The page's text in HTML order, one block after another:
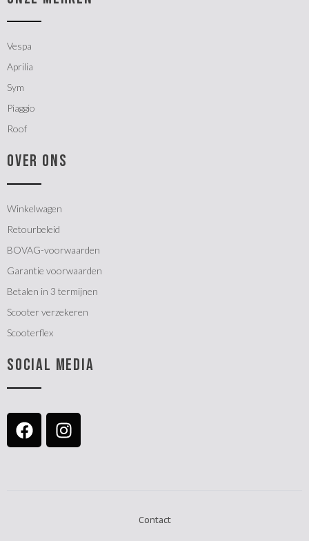
Vespa
Aprilia
Sym
Piaggio
Roof
OVER ONS
Winkelwagen
Retourbeleid
BOVAG-voorwaarden
Garantie voorwaarden
Betalen in 3 termijnen
Scooter verzekeren
Scooterflex
SOCIAL MEDIA
Contact